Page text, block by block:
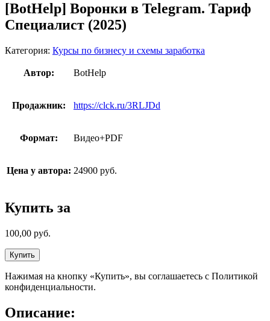
[BotHelp] Воронки в Telegram. Тариф
Специалист (2025)
Категория: Курсы по бизнесу и схемы заработка
Автор: BotHelp
Продажник: https://clck.ru/3RLJDd
Формат: Видео+PDF
Цена у автора: 24900 руб.
Купить за
100,00 руб.
Купить
Нажимая на кнопку «Купить», вы соглашаетесь с Политикой
конфиденциальности.
Описание: